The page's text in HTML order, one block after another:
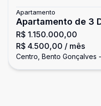
Apartamento
Apartamento de 3
Centro
R$ 1.150.000,00
R$ 4.500,00 / mês
Centro, Bento Gonçalves